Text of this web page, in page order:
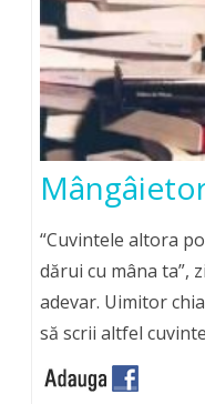
“Cuvintele altora
dărui cu mâna ta”,
adevar. Uimitor
să scrii altfel